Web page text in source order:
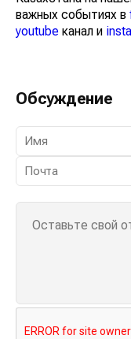
важных событиях
youtube канал и
Обсуждение